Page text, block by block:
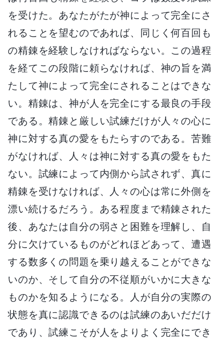
を受けた。あなたがたが神によって完全にさ
れることを望むのであれば、同じく何百回も
の精錬を経験しなければならない。この過程
を経てこの段階に頼らなければ、神の旨を満
たして神によって完全にされることはできな
い。精錬は、神が人を完全にする最良の手段
である。精錬と厳しい試練だけが人々の心に
神に対する真の愛をもたらすのである。苦難
がなければ、人々は神に対する真の愛をもた
ない。試練によって内側から試されず、真に
精錬を受けなければ、人々の心は常に外側を
漂い続けるだろう。ある程度まで精錬された
後、あなたは自分の弱さと困難を理解し、自
分に欠けているものがどれほどあって、遭遇
する数多くの問題を乗り越えることができな
いのか、そして自分の不従順がいかに大きな
ものかを知るようになる。人が自分の実際の
状態を真に認識できるのは試練のあいだだけ
であり、試練こそが人をよりよく完全にでき